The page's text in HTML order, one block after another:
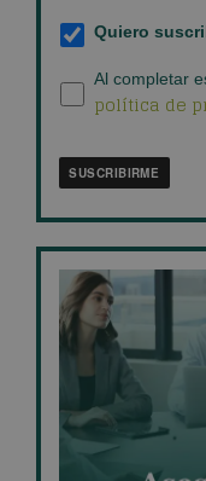
Suscripción
al
blog
*
Quiero
Política
de
Al completar
política de
SUSCRIBIRME